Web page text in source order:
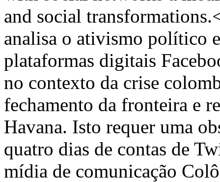
and social
analisa o ativismo político
plataformas digitais
no contexto da crise
fechamento da fronteira e
Havana. Isto requer uma
quatro dias de contas de
mídia de comunicação